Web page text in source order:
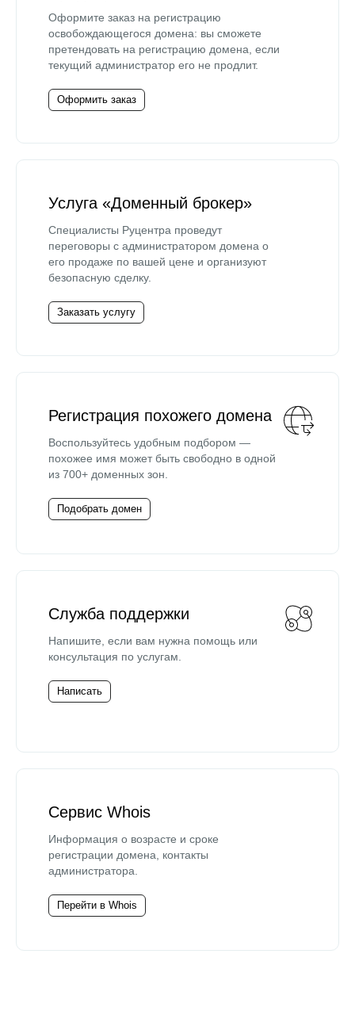
Оформите заказ на регистрацию
освобождающегося домена: вы сможете
претендовать на регистрацию домена, если
текущий администратор его не продлит.
Оформить заказ
Услуга «Доменный брокер»
Специалисты Руцентра проведут
переговоры с администратором домена о
его продаже по вашей цене и организуют
безопасную сделку.
Заказать услугу
Регистрация похожего домена
Воспользуйтесь удобным подбором —
похожее имя может быть свободно в одной
из 700+ доменных зон.
Подобрать домен
Служба поддержки
Напишите, если вам нужна помощь или
консультация по услугам.
Написать
Сервис Whois
Информация о возрасте и сроке
регистрации домена, контакты
администратора.
Перейти в Whois